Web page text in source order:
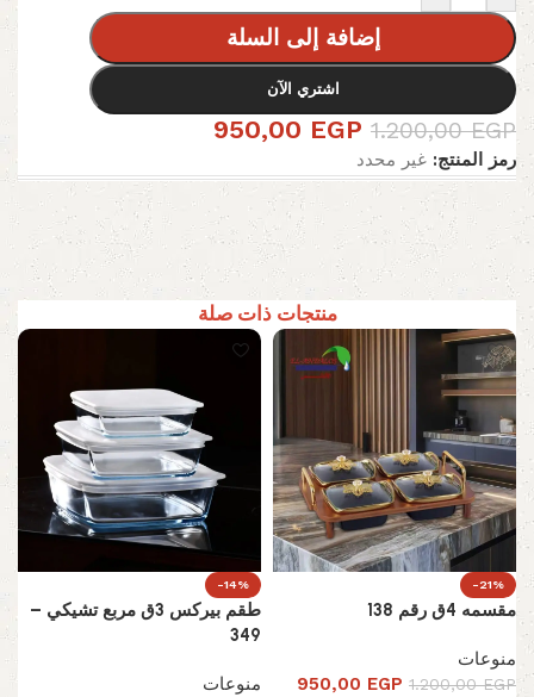
إضافة إلى السلة
اشتري الآن
1.200,00EGP
950,00 EGP
رمز المنتج: غير محدد
منتجات ذات صلة
-21%
مقسمه 4ق رقم 138
منوعات
1.200,00EGP
950,00 EGP
-14%
طقم بيركس 3ق مربع تشيكي –
349
منوعات